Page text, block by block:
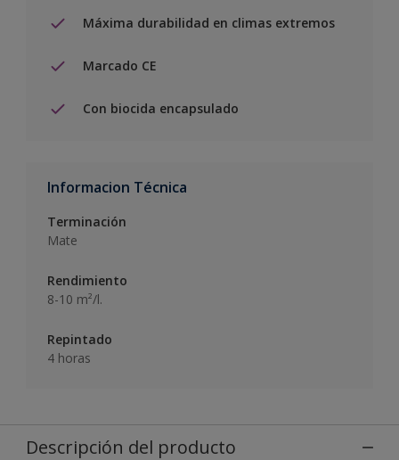
Máxima durabilidad en climas extremos
Marcado CE
Con biocida encapsulado
Informacion Técnica
Terminación
Mate
Rendimiento
8-10 m²/l.
Repintado
4 horas
Descripción del producto